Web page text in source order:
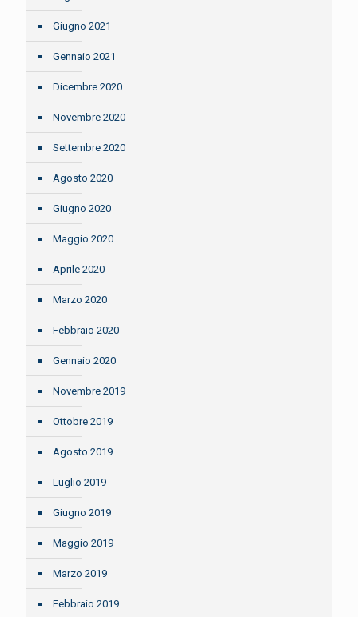
Giugno 2021
Gennaio 2021
Dicembre 2020
Novembre 2020
Settembre 2020
Agosto 2020
Giugno 2020
Maggio 2020
Aprile 2020
Marzo 2020
Febbraio 2020
Gennaio 2020
Novembre 2019
Ottobre 2019
Agosto 2019
Luglio 2019
Giugno 2019
Maggio 2019
Marzo 2019
Febbraio 2019